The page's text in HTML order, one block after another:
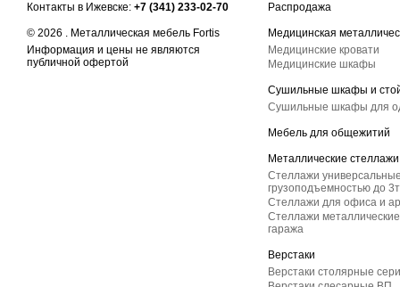
Контакты в Ижевске: +7 (341) 233-02-70
© 2026 . Металлическая мебель Fortis
Информация и цены не являются
публичной офертой
Распродажа
Медицинская
Медицинские кровати
Медицинские шкафы
Сушильные шкафы и
Сушильные шкафы для
Мебель для общежитий
Металлические стеллажи
Стеллажи
грузоподъемностью до
Стеллажи для офиса и
Стеллажи
гаража
Верстаки
Верстаки столярные